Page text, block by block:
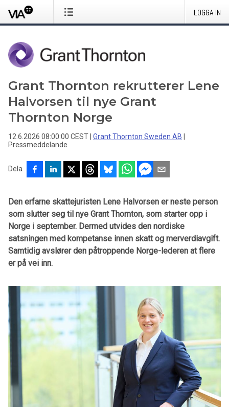
LOGGA IN
Grant Thornton rekrutterer Lene
Halvorsen til nye Grant
Thornton Norge
12.6.2026 08:00:00 CEST Grant Thornton Sweden AB
Pressmeddelande
Dela
Den erfarne skattejuristen Lene Halvorsen er neste person
som slutter seg til nye Grant Thornton, som starter opp i
Norge i september. Dermed utvides den nordiske
satsningen med kompetanse innen skatt og merverdiavgift.
Samtidig avslører den påtroppende Norge-lederen at flere
er på vei inn.